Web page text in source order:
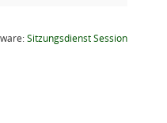
SitzungsdienstSession(Wird in